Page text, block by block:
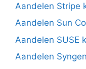
Aandelen Stripe
Aandelen Sun
Aandelen SUSE
Aandelen